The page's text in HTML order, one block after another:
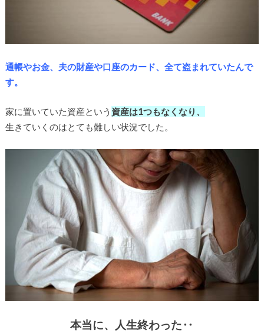
通帳やお金、夫の財産や口座のカード、全て盗まれていたんで
す。
家に置いていた資産という 資産は1つもなくなり、
生きていくのはとても難しい状況でした。
本当に、人生終わった‥